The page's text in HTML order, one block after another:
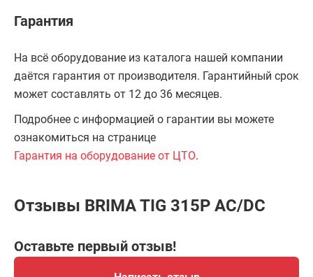
Гарантия
На всё оборудование из каталога нашей компании
даётся гарантия от производителя. Гарантийный срок
может составлять от 12 до 36 месяцев.
Подробнее с информацией о гарантии вы можете
ознакомиться на странице
Гарантия на оборудование от ЦТО.
Отзывы BRIMA TIG 315P AC/DC
Оставьте первый отзыв!